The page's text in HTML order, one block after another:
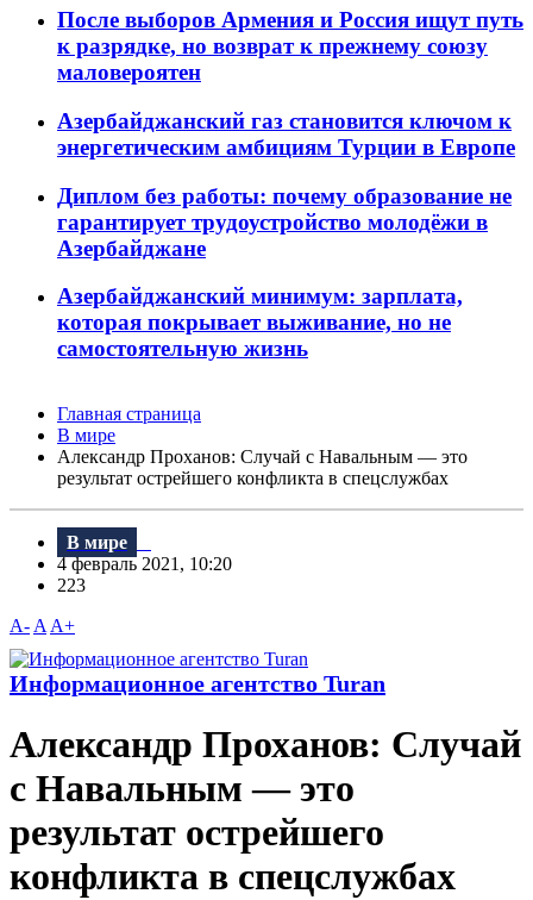
После выборов Армения и Россия ищут путь
к разрядке, но возврат к прежнему союзу
маловероятен
Азербайджанский газ становится ключом к
энергетическим амбициям Турции в Европе
Диплом без работы: почему образование не
гарантирует трудоустройство молодёжи в
Азербайджане
Азербайджанский минимум: зарплата,
которая покрывает выживание, но не
самостоятельную жизнь
Главная страница
В мире
Александр Проханов: Случай с Навальным — это
результат острейшего конфликта в спецслужбах
В мире
4 февраль 2021, 10:20
223
A- A A+
Информационное агентство Turan
Александр Проханов: Случай
с Навальным — это
результат острейшего
конфликта в спецслужбах